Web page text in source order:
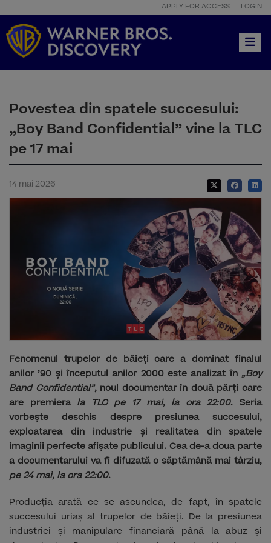
APPLY FOR ACCESS LOGIN
Povestea din spatele succesului:
„Boy Band Confidential” vine la TLC
pe 17 mai
14 mai 2026
Fenomenul trupelor de băieți care a dominat finalul
anilor ’90 și începutul anilor 2000 este analizat în „Boy
Band Confidential”, noul documentar în două părți care
are premiera la TLC pe 17 mai, la ora 22:00. Seria
vorbește deschis despre presiunea succesului,
exploatarea din industrie și realitatea din spatele
imaginii perfecte afișate publicului. Cea de-a doua parte
a documentarului va fi difuzată o săptămână mai târziu,
pe 24 mai, la ora 22:00.
Producția arată ce se ascundea, de fapt, în spatele
succesului uriaș al trupelor de băieți. De la presiunea
industriei și manipulare financiară până la abuz și